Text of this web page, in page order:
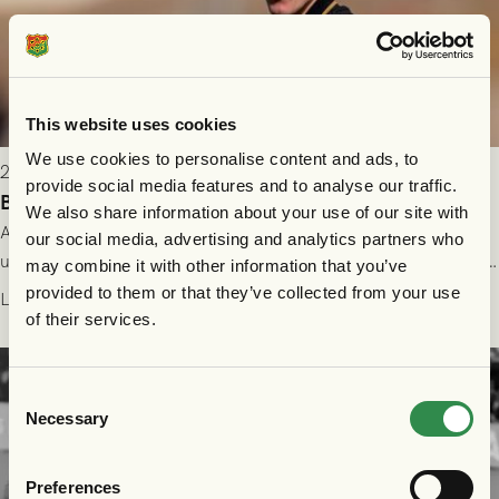
This website uses cookies
We use cookies to personalise content and ads, to
provide social media features and to analyse our traffic.
We also share information about your use of our site with
our social media, advertising and analytics partners who
may combine it with other information that you’ve
provided to them or that they’ve collected from your use
of their services.
Selection
Necessary
Preferences
2026-08-04 13:51
Bengtsson och Didriksson lånas ut under hösten
A-lagsspelarna Daniel Bengtsson och Simon Sjöholm är
utlånade till Utsiktens BK, och Alvin Didriksson får möjlighet till
speltid i Hestrafors genom föreningssamarbete.
Läs mer